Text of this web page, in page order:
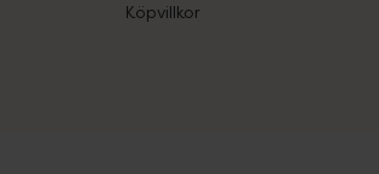
Köpvillkor